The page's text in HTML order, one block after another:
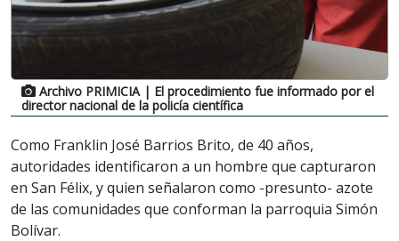
Archivo PRIMICIA | El procedimiento fue informado por el
director nacional de la policía científica
Como Franklin José Barrios Brito, de 40 años,
autoridades identificaron a un hombre que capturaron
en San Félix, y quien señalaron como -presunto- azote
de las comunidades que conforman la parroquia Simón
Bolívar.